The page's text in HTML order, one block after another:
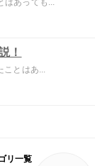
はあっても...
！
ことはあ...
リ一覧